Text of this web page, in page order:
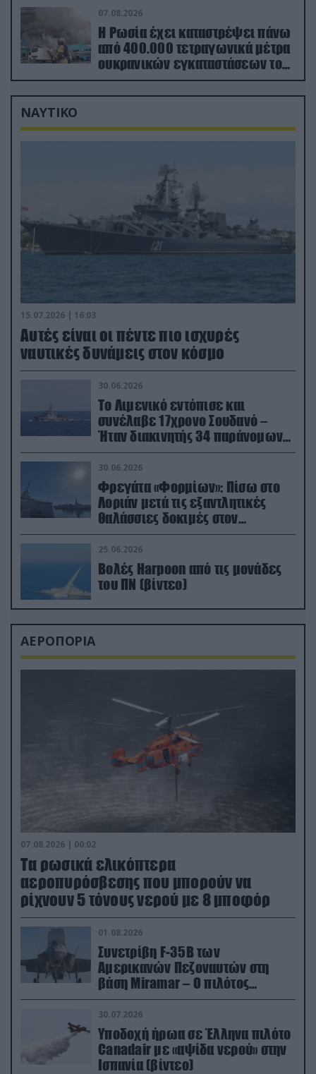
07.08.2026
Η Ρωσία έχει καταστρέψει πάνω
από 400.000 τετραγωνικά μέτρα
ουκρανικών εγκαταστάσεων τον
Ιούλιο
ΝΑΥΤΙΚΟ
15.07.2026 | 16:03
Aυτές είναι οι πέντε πιο ισχυρές
ναυτικές δυνάμεις στον κόσμο
30.06.2026
Το Λιμενικό εντόπισε και
συνέλαβε 17χρονο Σουδανό –
Ήταν διακινητής 34 παράνομων
μεταναστών
30.06.2026
Φρεγάτα «Φορμίων»: Πίσω στο
Λοριάν μετά τις εξαντλητικές
θαλάσσιες δοκιμές στον
απαιτητικό Βισκαϊκό
25.06.2026
Βολές Harpoon από τις μονάδες
του ΠΝ (βίντεο)
ΑΕΡΟΠΟΡΙΑ
07.08.2026 | 00:02
Τα ρωσικά ελικόπτερα
αεροπυρόσβεσης που μπορούν να
ρίχνουν 5 τόνους νερού με 8 μποφόρ
01.08.2026
Συνετρίβη F-35B των
Αμερικανών Πεζοναυτών στη
βάση Miramar – Ο πιλότος
εκτινάχθηκε εγκαίρως
30.07.2026
Υποδοχή ήρωα σε Έλληνα πιλότο
Canadair με «αψίδα νερού» στην
Ισπανία (βίντεο)